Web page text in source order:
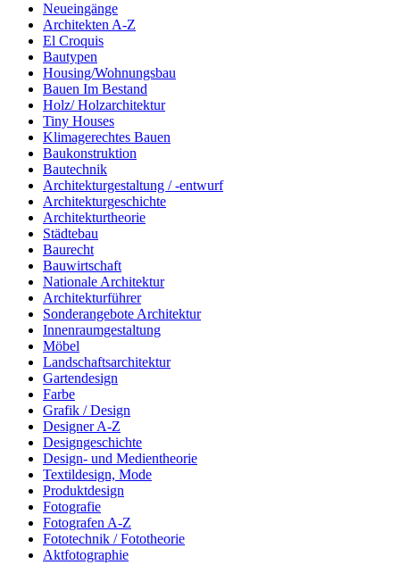
Neueingänge
Architekten A-Z
El Croquis
Bautypen
Housing/Wohnungsbau
Bauen Im Bestand
Holz/ Holzarchitektur
Tiny Houses
Klimagerechtes Bauen
Baukonstruktion
Bautechnik
Architekturgestaltung / -entwurf
Architekturgeschichte
Architekturtheorie
Städtebau
Baurecht
Bauwirtschaft
Nationale Architektur
Architekturführer
Sonderangebote Architektur
Innenraumgestaltung
Möbel
Landschaftsarchitektur
Gartendesign
Farbe
Grafik / Design
Designer A-Z
Designgeschichte
Design- und Medientheorie
Textildesign, Mode
Produktdesign
Fotografie
Fotografen A-Z
Fototechnik / Fototheorie
Aktfotographie